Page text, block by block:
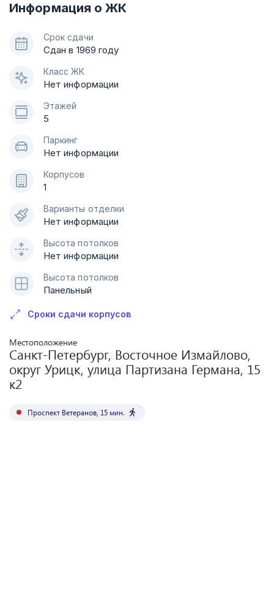
Информация о ЖК
Срок сдачи
Сдан в 1969 году
Класс ЖК
Нет информации
Этажей
5
Паркинг
Нет информации
Корпусов
1
Варианты отделки
Нет информации
Высота потолков
Нет информации
Высота потолков
Панельный
Сроки сдачи корпусов
Местоположение
Санкт-Петербург, Восточное Измайлово,
округ Урицк, улица Партизана Германа, 15
к2
Проспект Ветеранов 15 мин.